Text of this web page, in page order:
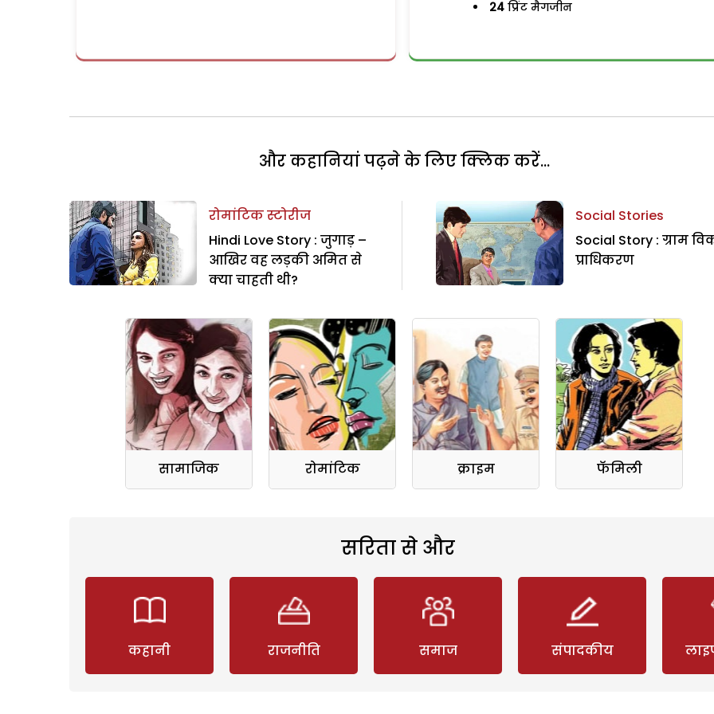
24 प्रिंट मैगजीन
और कहानियां पढ़ने के लिए क्लिक करें...
रोमांटिक स्टोरीज
Hindi Love Story : जुगाड़ –
आखिर वह लड़की अमित से
क्या चाहती थी?
Social Stories
Social Story : ग्राम
प्राधिकरण
सामाजिक रोमांटिक क्राइम फॅमिली
सरिता से और
कहानी राजनीति समाज संपादकीय